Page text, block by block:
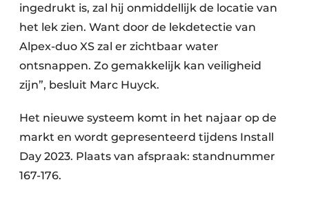
ingedrukt is, zal hij onmiddellijk de locatie van
het lek zien. Want door de lekdetectie van
Alpex-duo XS zal er zichtbaar water
ontsnappen. Zo gemakkelijk kan veiligheid
zijn”, besluit Marc Huyck.
Het nieuwe systeem komt in het najaar op de
markt en wordt gepresenteerd tijdens Install
Day 2023. Plaats van afspraak: standnummer
167-176.